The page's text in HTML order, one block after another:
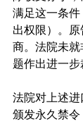
满足这一条件
出权限）。
商。法院未
题作出进一步
法院对上述
颁发永久禁